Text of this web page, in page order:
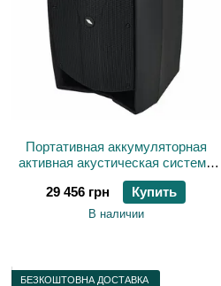
Портативная аккумуляторная
активная акустическая система
Proel V12FREE
29 456 грн
Купить
В наличии
БЕЗКОШТОВНА ДОСТАВКА